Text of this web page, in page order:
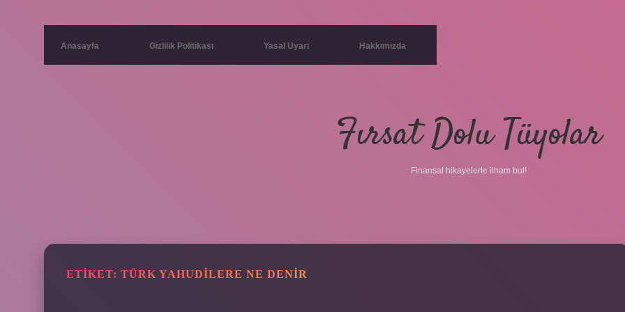
Anasayfa Gizlilik Politikası Yasal Uyarı Hakkımızda
Fırsat Dolu Tüyolar
Finansal hikayelerle ilham bul!
ETIKET: TÜRK YAHUDILERE NE DENIR